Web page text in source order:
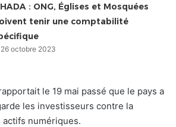
: ONG, Églises et Mosquées
tenir une comptabilité
26 octobre 2023
le 19 mai passé que le pays a
les investisseurs contre la
numériques.